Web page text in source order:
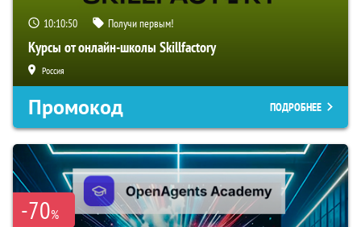
10:10:49 Получи первым!
Курсы от онлайн-школы Skillfactory
Россия
Промокод ПОДРОБНЕЕ
-70%